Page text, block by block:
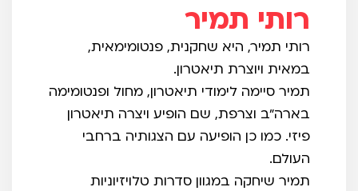
רותי תמיר
רותי תמיר, היא שחקנית, פנטומימאית,
במאית ויוצרת תיאטרון.
תמיר סיימה לימודי תיאטרון, מחול ופנטומימה
בארה"ב וצרפת, שם הופיע ויצרה תיאטרון
פיזי. כמו כן הופיעה עם הצגותיה ברחבי
העולם.
תמיר שיחקה במגוון סדרות טלויזיוניות